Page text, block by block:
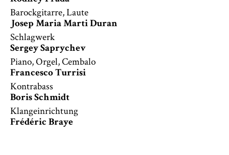
Barockgitarre, Laute
Josep Maria Marti Duran
Schlagwerk
Sergey Saprychev
Piano, Orgel, Cembalo
Francesco Turrisi
Kontrabass
Boris Schmidt
Klangeinrichtung
Frédéric Braye